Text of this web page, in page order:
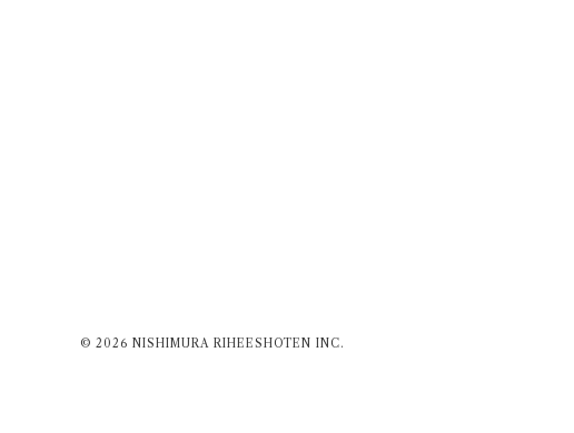
© 2026 NISHIMURA RIHEESHOTEN INC.